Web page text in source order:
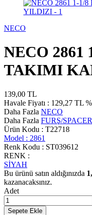
NECO
NECO 2861
TAKIMI
139,00 TL
Havale Fiyatı : 129,27 TL
Daha Fazla NECO
Daha Fazla FURŞ/SPACER
Ürün Kodu : T22718
Model : 2861
Renk Kodu : ST039612
RENK :
SİYAH
Bu ürünü satın aldığınızda
kazanacaksınız.
Adet
Sepete Ekle